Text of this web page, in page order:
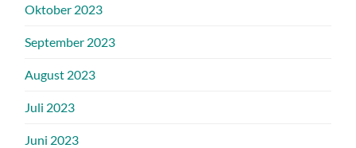
Oktober 2023
September 2023
August 2023
Juli 2023
Juni 2023